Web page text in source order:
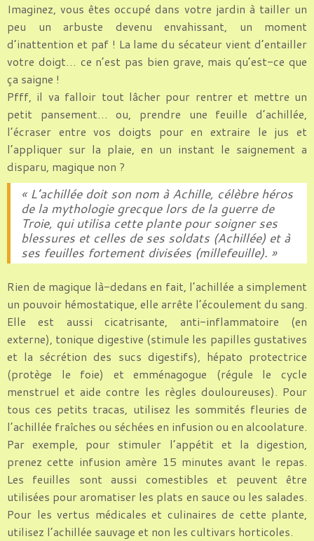
Imaginez, vous êtes occupé dans votre jardin à tailler un
peu un arbuste devenu envahissant, un moment
d’inattention et paf ! La lame du sécateur vient d’entailler
votre doigt… ce n’est pas bien grave, mais qu’est-ce que
ça saigne !
Pfff, il va falloir tout lâcher pour rentrer et mettre un
petit pansement… ou, prendre une feuille d’achillée,
l’écraser entre vos doigts pour en extraire le jus et
l’appliquer sur la plaie, en un instant le saignement a
disparu, magique non ?
« L’achillée doit son nom à Achille, célèbre héros
de la mythologie grecque lors de la guerre de
Troie, qui utilisa cette plante pour soigner ses
blessures et celles de ses soldats (Achillée) et à
ses feuilles fortement divisées (millefeuille). »
Rien de magique là-dedans en fait, l’achillée a simplement
un pouvoir hémostatique, elle arrête l’écoulement du sang.
Elle est aussi cicatrisante, anti-inflammatoire (en
externe), tonique digestive (stimule les papilles gustatives
et la sécrétion des sucs digestifs), hépato protectrice
(protège le foie) et emménagogue (régule le cycle
menstruel et aide contre les règles douloureuses). Pour
tous ces petits tracas, utilisez les sommités fleuries de
l’achillée fraîches ou séchées en infusion ou en alcoolature.
Par exemple, pour stimuler l’appétit et la digestion,
prenez cette infusion amère 15 minutes avant le repas.
Les feuilles sont aussi comestibles et peuvent être
utilisées pour aromatiser les plats en sauce ou les salades.
Pour les vertus médicales et culinaires de cette plante,
utilisez l’achillée sauvage et non les cultivars horticoles.